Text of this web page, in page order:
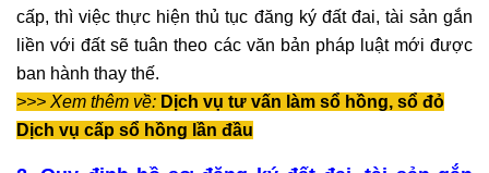
cấp, thì việc thực hiện thủ tục đăng ký đất đai, tài sản gắn
liền với đất sẽ tuân theo các văn bản pháp luật mới được
ban hành thay thế.
>>> Xem thêm về: Dịch vụ tư vấn làm sổ hồng, sổ đỏ
Dịch vụ cấp sổ hồng lần đầu